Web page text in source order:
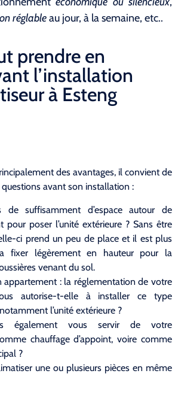
réglableau jour, à la semaine, etc..
prendre en
l’installation
à Esteng
des avantages, il convient de
avant son installation :
de suffisamment d’espace autour de
pour poser l’unité extérieure ? Sans être
ci prend un peu de place et il est plus
fixer légèrement en hauteur pour la
venant du sol.
appartement : la réglementation de votre
autorise-t-elle à installer ce type
l’unité extérieure ?
également vous servir de votre
chauffage d’appoint, voire comme
?
une ou plusieurs pièces en même